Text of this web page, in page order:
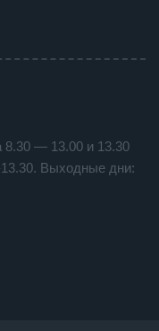
8.30 — 13.00 и 13.30
Выходные дни: